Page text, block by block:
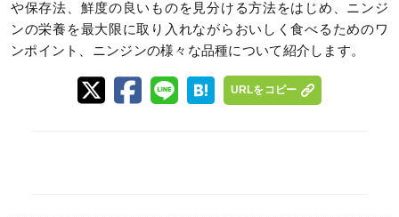
や保存法、鮮度の良いものを見分ける方法をはじめ、ニンジ
ンの栄養を最大限に取り入れながらおいしく食べるためのワ
ンポイント、ニンジンの様々な品種について紹介します。
URLをコピー